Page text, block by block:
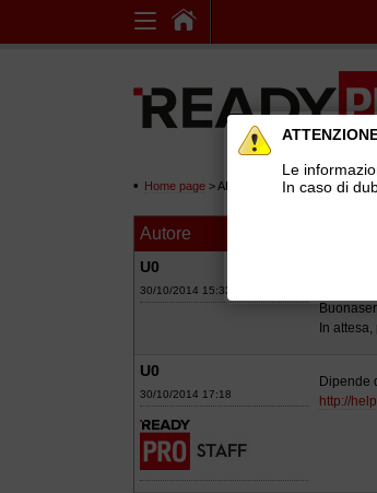
Home page > AREE DI SUPPORTO
Autore
U0
30/10/2014 15:33
In
U0
30/10/2014 17:18
Dipende
http://
Le
In caso di